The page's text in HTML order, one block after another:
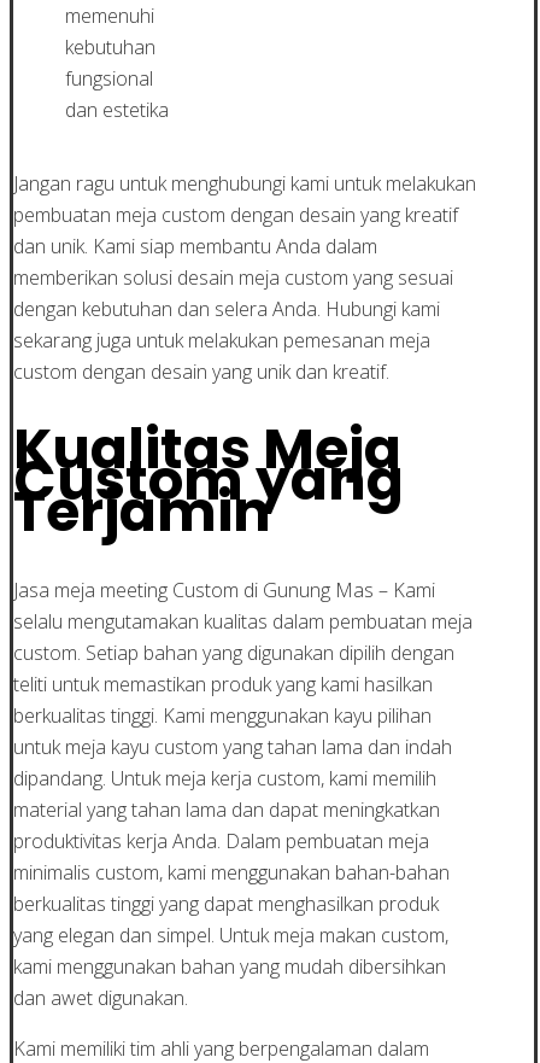
memenuhi
kebutuhan
fungsional
dan estetika
Jangan ragu untuk menghubungi kami untuk melakukan
pembuatan meja custom dengan desain yang kreatif
dan unik. Kami siap membantu Anda dalam
memberikan solusi desain meja custom yang sesuai
dengan kebutuhan dan selera Anda. Hubungi kami
sekarang juga untuk melakukan pemesanan meja
custom dengan desain yang unik dan kreatif.
Kualitas Meja
Custom yang
Terjamin
Jasa meja meeting Custom di Gunung Mas – Kami
selalu mengutamakan kualitas dalam pembuatan meja
custom. Setiap bahan yang digunakan dipilih dengan
teliti untuk memastikan produk yang kami hasilkan
berkualitas tinggi. Kami menggunakan kayu pilihan
untuk meja kayu custom yang tahan lama dan indah
dipandang. Untuk meja kerja custom, kami memilih
material yang tahan lama dan dapat meningkatkan
produktivitas kerja Anda. Dalam pembuatan meja
minimalis custom, kami menggunakan bahan-bahan
berkualitas tinggi yang dapat menghasilkan produk
yang elegan dan simpel. Untuk meja makan custom,
kami menggunakan bahan yang mudah dibersihkan
dan awet digunakan.
Kami memiliki tim ahli yang berpengalaman dalam